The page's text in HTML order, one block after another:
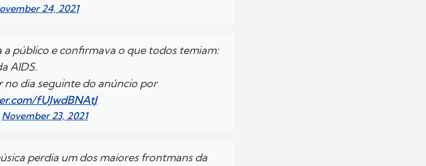
24, 2021
a público e confirmava o que todos temiam:
AIDS.
no dia seguinte do anúncio por
fUJwdBNAtJ
November 23, 2021
perdia um dos maiores frontmans da